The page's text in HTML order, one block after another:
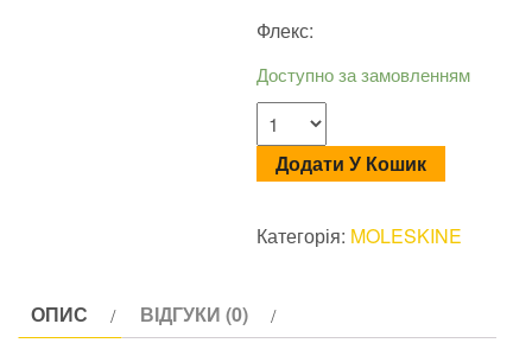
Флекс:
Доступно за замовленням
Додати У Кошик
Категорія: MOLESKINE
ОПИС ВІДГУКИ (0)